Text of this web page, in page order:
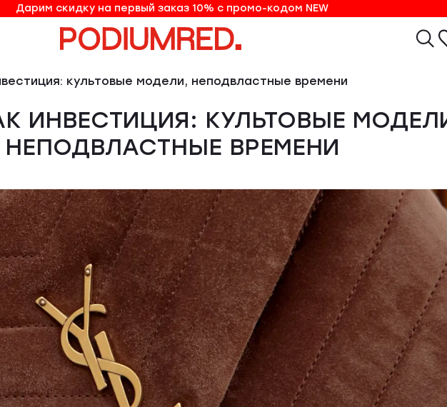
10% на первый заказ по промо-коду NEW
Дарим скидку на первый заказ 10% с промо-кодом NEW
культовые модели, неподвластные времени
ИНВЕСТИЦИЯ: КУЛЬТОВЫЕ
НЕПОДВЛАСТНЫЕ ВРЕМЕНИ